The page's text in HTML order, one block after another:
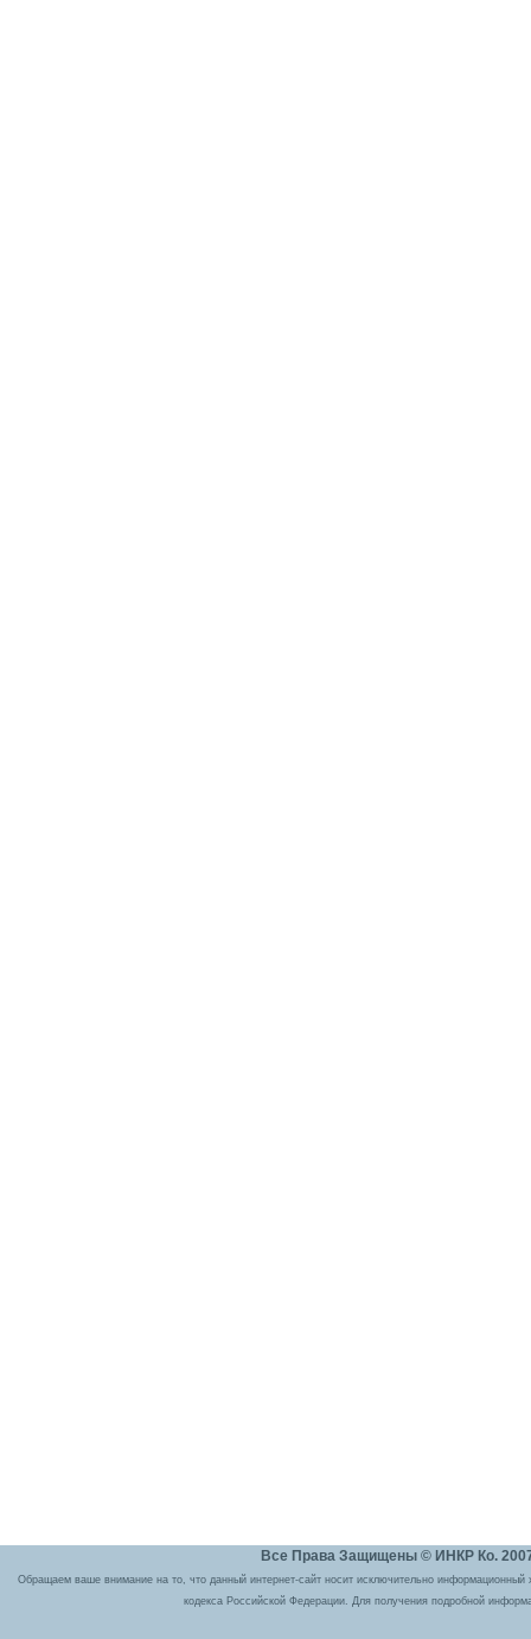
Все Права Защищены © ИНКР Ко.
Обращаем ваше внимание на то, что данный интернет-сайт носит исключительно
кодекса Российской Федерации. Для получения подробной